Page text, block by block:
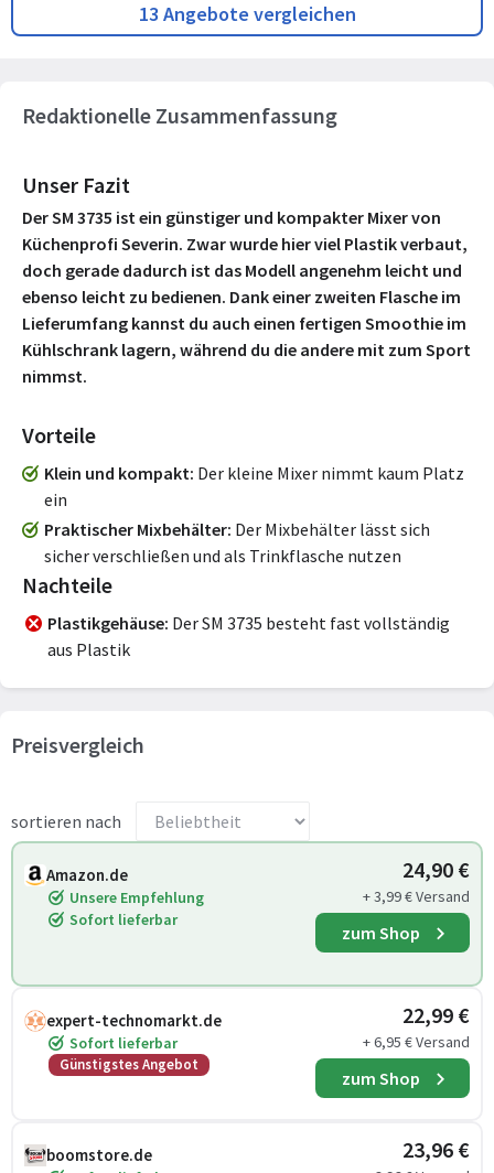
13 Angebote vergleichen
Redaktionelle Zusammenfassung
Unser Fazit
Der SM 3735 ist ein günstiger und kompakter Mixer von
Küchenprofi Severin. Zwar wurde hier viel Plastik verbaut,
doch gerade dadurch ist das Modell angenehm leicht und
ebenso leicht zu bedienen. Dank einer zweiten Flasche im
Lieferumfang kannst du auch einen fertigen Smoothie im
Kühlschrank lagern, während du die andere mit zum Sport
nimmst.
Vorteile
Klein und kompakt Der kleine Mixer nimmt kaum Platz
ein
Praktischer Mixbehälter Der Mixbehälter lässt sich
sicher verschließen und als Trinkflasche nutzen
Nachteile
Plastikgehäuse Der SM 3735 besteht fast vollständig
aus Plastik
Preisvergleich
sortieren nach
Amazon.de
Unsere Empfehlung
Sofort lieferbar
24,90 €
+ 3,99 € Versand
zum Shop
expert-technomarkt.de
Sofort lieferbar
Günstigstes Angebot
22,99 €
+ 6,95 € Versand
zum Shop
boomstore.de 23,96 €